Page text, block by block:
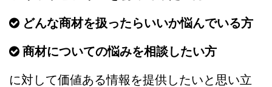
どんな商材を扱ったらいいか悩んでいる方
商材についての悩みを相談したい方
に対して価値ある情報を提供したいと思い立